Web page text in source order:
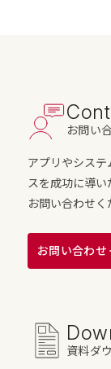
お問い
アプリやシステ
スを成功に導
お問い合わせく
お問い合わせ
資料ダ